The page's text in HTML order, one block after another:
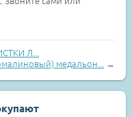
Л...
медальон...→